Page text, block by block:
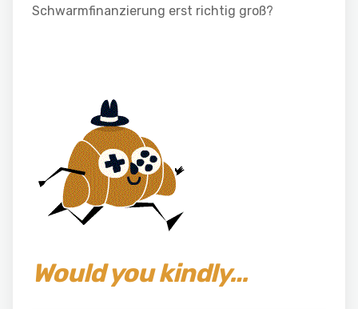
Schwarmfinanzierung erst richtig groß?
Would you kindly…